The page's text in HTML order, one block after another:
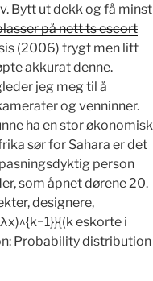
Bytt ut dekk og få minst
på nett ts escort
(2006) trygt men litt
akkurat denne.
jeg meg til å
og venninner.
ha en stor økonomisk
sør for Sahara er det
person
som åpnet dørene 20.
designere,
eskorte i
Probability distribution